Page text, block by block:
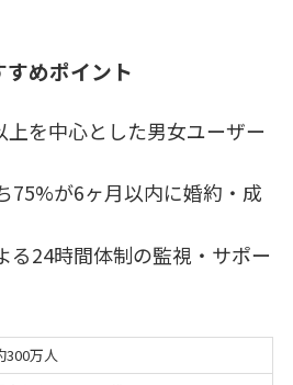
めポイント
上を中心とした男女ユーザー
75%が6ヶ月以内に婚約・成
る24時間体制の監視・サポー
300万人